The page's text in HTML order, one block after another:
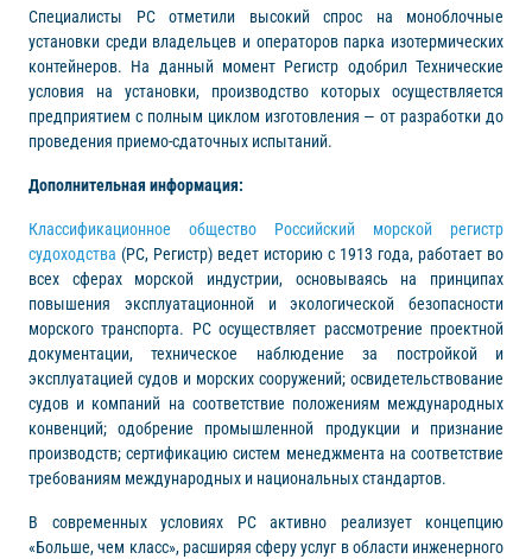
Специалисты РС отметили высокий спрос на моноблочные
установки среди владельцев и операторов парка изотермических
контейнеров. На данный момент Регистр одобрил Технические
условия на установки, производство которых осуществляется
предприятием с полным циклом изготовления — от разработки до
проведения приемо-сдаточных испытаний.
Дополнительная информация:
Классификационное общество Российский морской регистр
судоходства (РС, Регистр) ведет историю с 1913 года, работает во
всех сферах морской индустрии, основываясь на принципах
повышения эксплуатационной и экологической безопасности
морского транспорта. РС осуществляет рассмотрение проектной
документации, техническое наблюдение за постройкой и
эксплуатацией судов и морских сооружений; освидетельствование
судов и компаний на соответствие положениям международных
конвенций; одобрение промышленной продукции и признание
производств; сертификацию систем менеджмента на соответствие
требованиям международных и национальных стандартов.
В современных условиях РС активно реализует концепцию
«Больше, чем класс», расширяя сферу услуг в области инженерного